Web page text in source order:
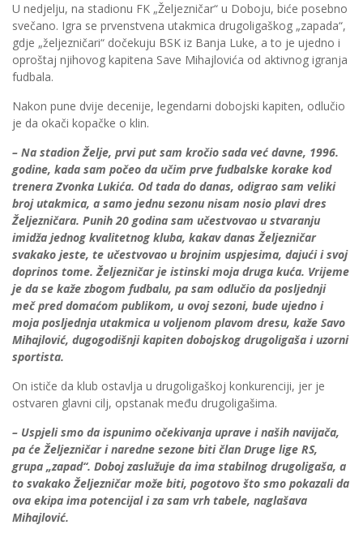
U nedjelju, na stadionu FK „Željezničar“ u Doboju, biće posebno
svečano. Igra se prvenstvena utakmica drugoligaškog „zapada“,
gdje „željezničari“ dočekuju BSK iz Banja Luke, a to je ujedno i
oproštaj njihovog kapitena Save Mihajlovića od aktivnog igranja
fudbala.
Nakon pune dvije decenije, legendarni dobojski kapiten, odlučio
je da okači kopačke o klin.
– Na stadion Želje, prvi put sam kročio sada već davne, 1996.
godine, kada sam počeo da učim prve fudbalske korake kod
trenera Zvonka Lukića. Od tada do danas, odigrao sam veliki
broj utakmica, a samo jednu sezonu nisam nosio plavi dres
Željezničara. Punih 20 godina sam učestvovao u stvaranju
imidža jednog kvalitetnog kluba, kakav danas Željezničar
svakako jeste, te učestvovao u brojnim uspjesima, dajući i svoj
doprinos tome. Željezničar je istinski moja druga kuća. Vrijeme
je da se kaže zbogom fudbalu, pa sam odlučio da posljednji
meč pred domaćom publikom, u ovoj sezoni, bude ujedno i
moja posljednja utakmica u voljenom plavom dresu, kaže Savo
Mihajlović, dugogodišnji kapiten dobojskog drugoligaša i uzorni
sportista.
On ističe da klub ostavlja u drugoligaškoj konkurenciji, jer je
ostvaren glavni cilj, opstanak među drugoligašima.
– Uspjeli smo da ispunimo očekivanja uprave i naših navijača,
pa će Željezničar i naredne sezone biti član Druge lige RS,
grupa „zapad“. Doboj zaslužuje da ima stabilnog drugoligaša, a
to svakako Željezničar može biti, pogotovo što smo pokazali da
ova ekipa ima potencijal i za sam vrh tabele, naglašava
Mihajlović.